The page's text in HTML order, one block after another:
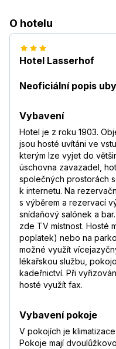
O hotelu
Hotel Lasserhof
Neoficiální popis
Vybavení
Hotel je z roku 1903.
jsou hosté uvítáni ve
kterým lze vyjet do
úschovna zavazadel,
společných prostorách
k internetu. Na
s výběrem a rezervací
snídaňový salónek a
zde TV místnost. Hosté
poplatek) nebo na
možné využít
lékařskou službu,
kadeřnictví. Při
hosté využít fax.
Vybavení pokoje
V pokojích je
Pokoje mají